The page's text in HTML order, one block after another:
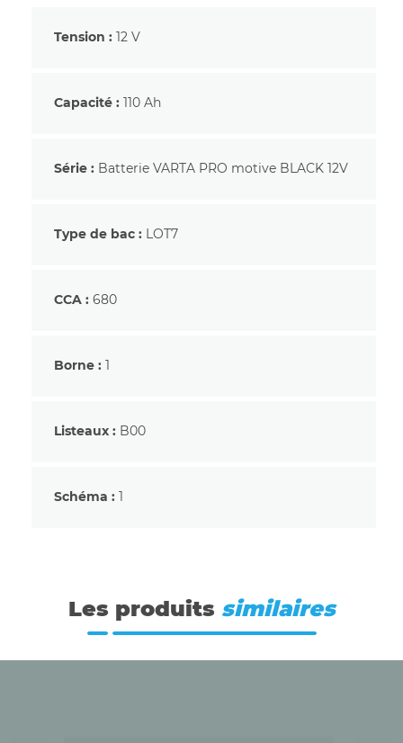
Tension : 12 V
Capacité : 110 Ah
Série : Batterie VARTA PRO motive BLACK 12V
Type de bac : LOT7
CCA : 680
Borne : 1
Listeaux : B00
Schéma : 1
Les produits similaires